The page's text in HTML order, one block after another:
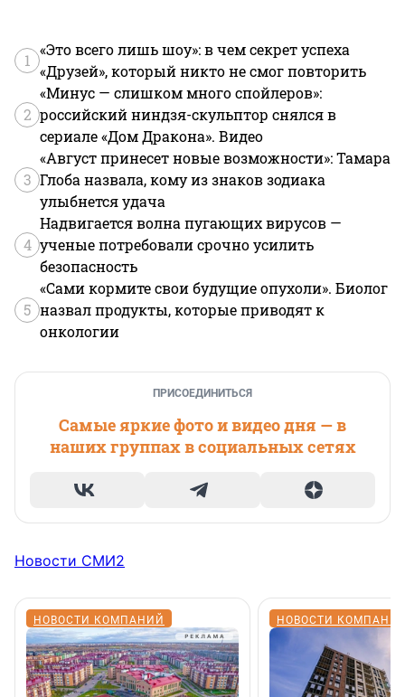
1
«Это всего лишь шоу»: в чем секрет успеха
«Друзей», который никто не смог повторить
2
«Минус — слишком много спойлеров»:
российский ниндзя-скульптор снялся в
сериале «Дом Дракона». Видео
3
«Август принесет новые возможности»: Тамара
Глоба назвала, кому из знаков зодиака
улыбнется удача
4
Надвигается волна пугающих вирусов —
ученые потребовали срочно усилить
безопасность
5
«Сами кормите свои будущие опухоли». Биолог
назвал продукты, которые приводят к
онкологии
ПРИСОЕДИНИТЬСЯ
Самые яркие фото и видео дня — в
наших группах в социальных сетях
Новости СМИ2
НОВОСТИ КОМПАНИЙ НОВОСТИ